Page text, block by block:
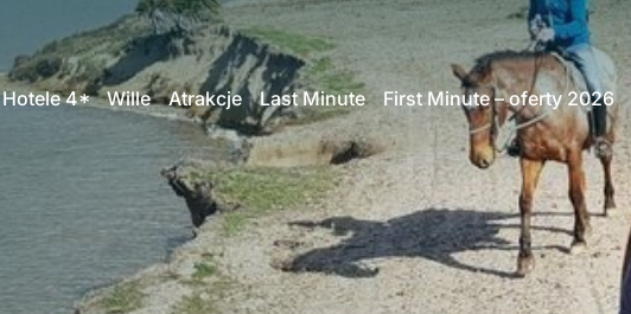
Hotele 4* Wille Atrakcje Last Minute First Minute – oferty 2026